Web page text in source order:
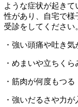
ような症状が起き
性があり、自宅で様
受診をしてください
・強い頭痛や吐き気
・めまいや立ちくら
・筋肉が何度もつる
・強いだるさや力が